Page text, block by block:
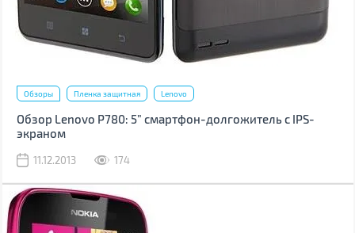
Обзоры Пленка защитная Lenovo
Обзор Lenovo P780: 5” смартфон-долгожитель с IPS-
экраном
11.12.2013 174